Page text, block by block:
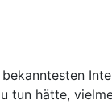
hätte,